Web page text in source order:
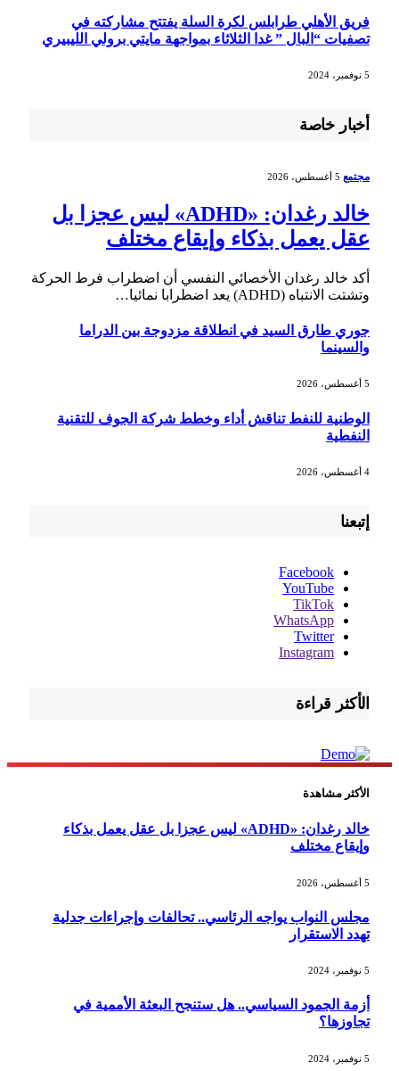
فريق الأهلي طرابلس لكرة السلة يفتتح مشاركته في
تصفيات “البال ” غدا الثلاثاء بمواجهة مايتي برولي الليبيري
أخبار خاصة
مجتمع 5 أغسطس، 2026
خالد رغدان: «ADHD» ليس عجزا بل
عقل يعمل بذكاء وإيقاع مختلف
أكد خالد رغدان الأخصائي النفسي أن اضطراب فرط الحركة
وتشتت الانتباه (ADHD) يعد اضطرابا نمائيا…
جوري طارق السيد في انطلاقة مزدوجة بين الدراما
والسينما
الوطنية للنفط تناقش أداء وخطط شركة الجوف للتقنية
النفطية
إتبعنا
Facebook
YouTube
TikTok
WhatsApp
Twitter
Instagram
الأكثر قراءة
الأكثر مشاهدة
خالد رغدان: «ADHD» ليس عجزا بل عقل يعمل بذكاء
وإيقاع مختلف
مجلس النواب يواجه الرئاسي.. تحالفات وإجراءات جدلية
تهدد الاستقرار
أزمة الجمود السياسي.. هل ستنجح البعثة الأممية في
تجاوزها؟